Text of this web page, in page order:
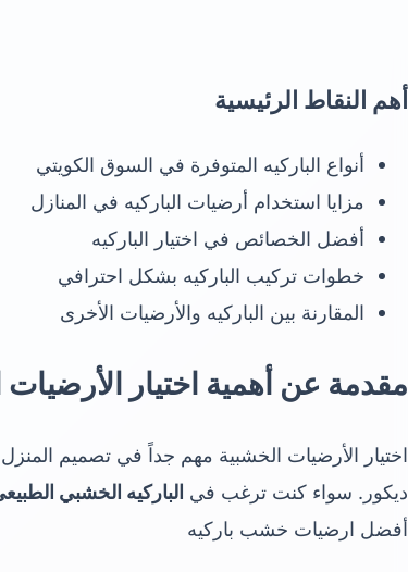
أهم النقاط الرئيسية
أنواع الباركيه المتوفرة في السوق الكويتي
مزايا استخدام أرضيات الباركيه في المنازل
أفضل الخصائص في اختيار الباركيه
خطوات تركيب الباركيه بشكل احترافي
المقارنة بين الباركيه والأرضيات الأخرى
مقدمة عن أهمية اختيار
اختيار الأرضيات الخشبية مهم جداً في تصميم
ديكور. سواء كنت ترغب في الباركيه الخشبي
أفضل ارضيات خشب باركيه